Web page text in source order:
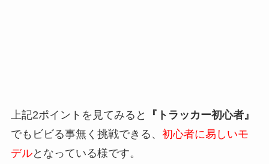
上記2ポイントを見てみると
『トラッカー初心者』
でもビビる事無く挑戦できる、 初心者に易しいモ
デルとなっている様です。